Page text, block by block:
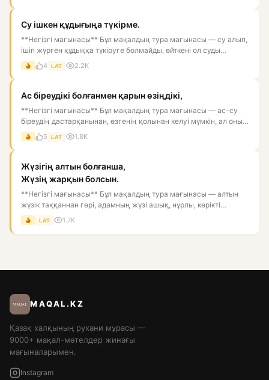
Су ішкен құдығыңа түкірме.
**Негізгі мағынасы** Бұл мақалдың тура мағынасы — су алып,
ішіп жүрген құдыққа түкіруге болмайды, өйткені ол суды
ластай...
4 LAT 2.2K
Ас біреудікі болғанмен қарын өзіңдікі,
**Негізгі мағынасы** Бұл мақалдың тура мағынасы — ас-су
біреудің дастарқанынан, өзгенің қолынан келуі мүмкін, ал оны
қор...
5 LAT 1.8K
Жүзігің алтын болғанша,
Жүзің жарқын болсын.
**Негізгі мағынасы** Бұл мақалдың тура мағынасы — алтын
жүзік таққаннан гөрі, адамның жүзі ашық, нұрлы, көрікті
болғаны...
LAT 1.7K
MAQAL.KZ
Қазақ халқының рухани мұрасы —
9000+ мақал-мәтелдер жинағы
мағыналарымен.
Instagram